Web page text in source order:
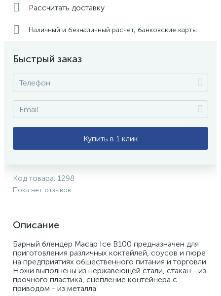
Рассчитать доставку
Наличный и безналичный расчет, банковские карты
Быстрый заказ
Купить в 1 клик
Код товара: 1298
Пока нет отзывов
Описание
Барный блендер Macap Ice B100 предназначен для
приготовления различных коктейлей, соусов и пюре
на предприятиях общественного питания и торговли.
Ножи выполнены из нержавеющей стали, стакан - из
прочного пластика, сцепление контейнера с
приводом - из металла.